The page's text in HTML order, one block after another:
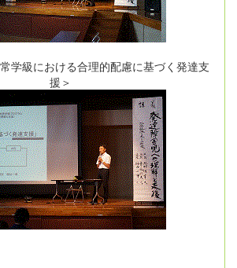
学級における合理的配慮に基づく発達支
援＞